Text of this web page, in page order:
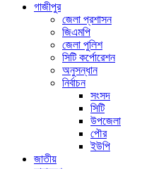
গাজীপুর
জেলা প্রশাসন
জিএমপি
জেলা পুলিশ
সিটি কর্পোরেশন
অনুসন্ধান
নির্বাচন
সংসদ
সিটি
উপজেলা
পৌর
ইউপি
জাতীয়